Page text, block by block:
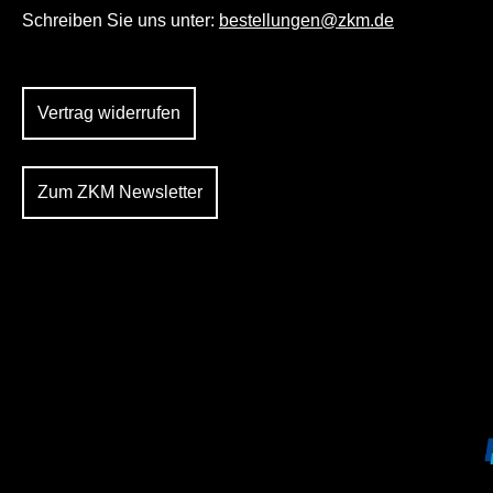
Schreiben Sie uns unter: bestellungen@zkm.de
Vertrag widerrufen
Zum ZKM Newsletter